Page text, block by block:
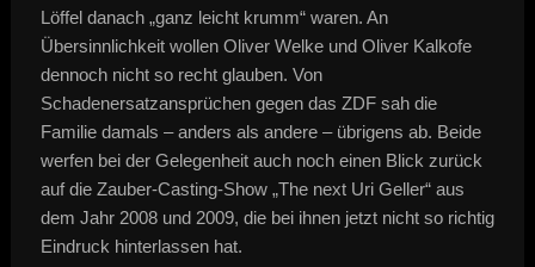
Löffel danach „ganz leicht krumm“ waren. An
Übersinnlichkeit wollen Oliver Welke und Oliver Kalkofe
dennoch nicht so recht glauben. Von
Schadenersatzansprüchen gegen das ZDF sah die
Familie damals – anders als andere – übrigens ab. Beide
werfen bei der Gelegenheit auch noch einen Blick zurück
auf die Zauber-Casting-Show „The next Uri Geller“ aus
dem Jahr 2008 und 2009, die bei ihnen jetzt nicht so richtig
Eindruck hinterlassen hat.